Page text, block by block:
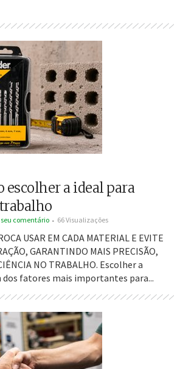
escolher a ideal para
seu comentário 66 Visualizações
USAR EM CADA MATERIAL E EVITE
GARANTINDO MAIS PRECISÃO,
NO TRABALHO. Escolher a
dos fatores mais importantes para...